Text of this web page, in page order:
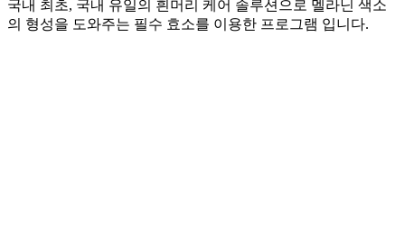
국내 최초, 국내 유일의 흰머리 케어 솔루션으로 멜라닌 색소
의 형성을 도와주는 필수 효소를 이용한 프로그램 입니다.